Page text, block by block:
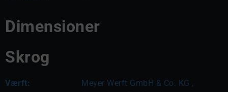
Dimensioner
Skrog
Værft:
Meyer Werft GmbH & Co. KG ,